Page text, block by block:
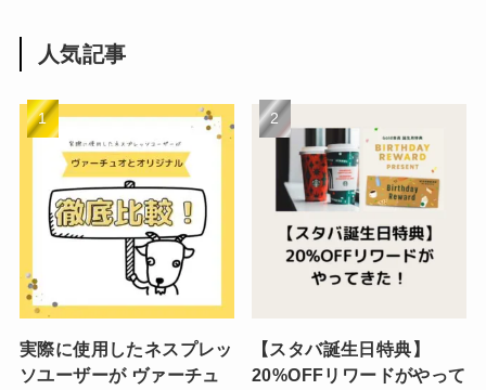
人気記事
実際に使用したネスプレッ
ソユーザーが ヴァーチュ
【スタバ誕生日特典】
20%OFFリワードがやって